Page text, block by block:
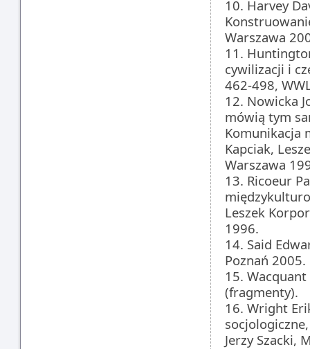
10. Harvey
Warszawa
11.
cywilizacji i
462-498,
12. Nowicka
mówią tym
Komunikacja
Kapciak,
Warszawa
13. Ricoeur
Leszek
1996.
14. Said
Poznań 2005.
15.
(fragmenty).
16. Wright
Jerzy Szacki,